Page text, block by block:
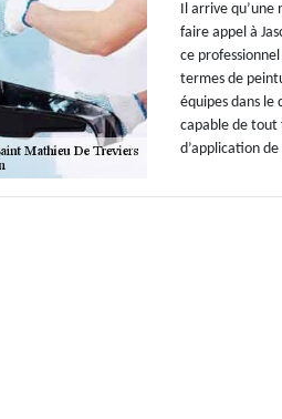
Il arrive qu’une
faire appel à
ce
termes de
équipes dans le
capable de tout
d’application